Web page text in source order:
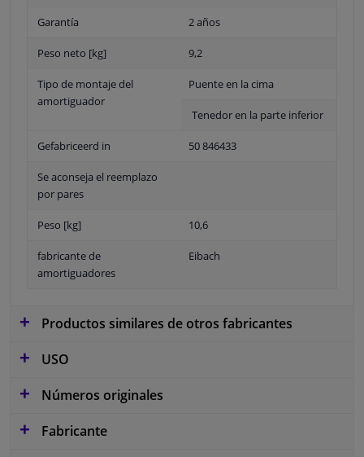
Garantía 2 años
Peso neto [kg] 9,2
Tipo de montaje del
amortiguador
Puente en la cima
Tenedor en la parte inferior
Gefabriceerd in 50 846433
Se aconseja el reemplazo
por pares
Peso [kg] 10,6
fabricante de
amortiguadores
Eibach
Productos similares de otros fabricantes
USO
Números originales
Fabricante